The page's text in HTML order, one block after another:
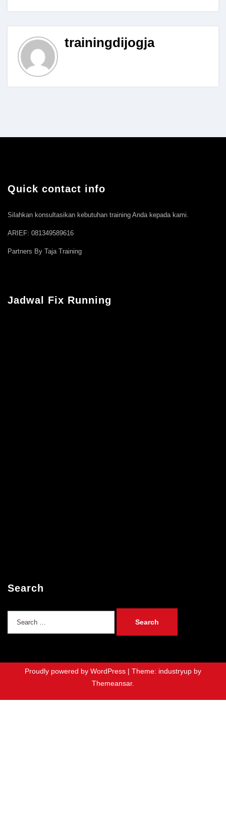
trainingdijogja
Quick contact info
Silahkan konsultasikan kebutuhan training Anda kepada kami.
ARIEF: 081349589616
Partners By Taja Training
Jadwal Fix Running
Search
Proudly powered by WordPress | Theme: industryup by
Themeansar.